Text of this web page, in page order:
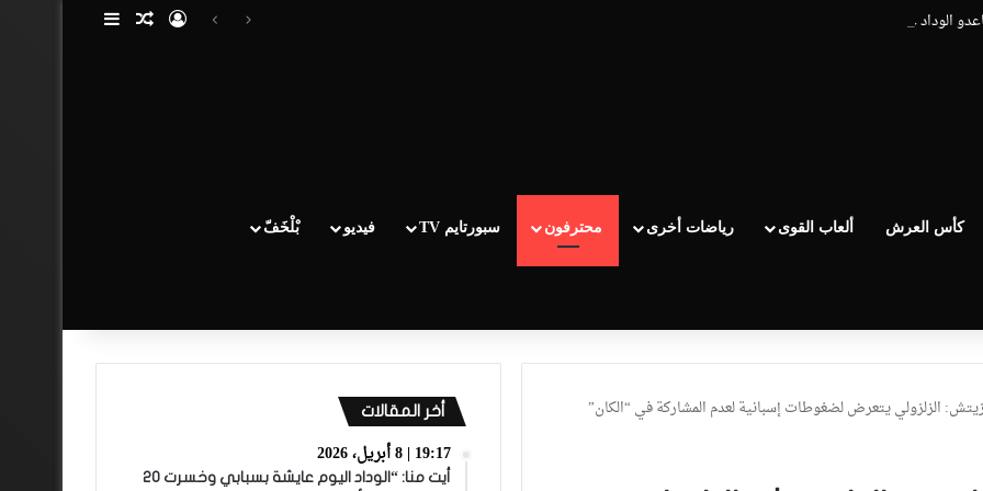
الوداد عيط ليهم قاضي التحقيق.. دابا حتى شي واحد ما بقا باغي يعاون” تسجيل الدخول
مقال عشوائي
إضافة عمود
كأس العرش ألعاب القوى رياضات أخرى محترفون سبورتايم TV فيديو بْلْخَفّ
الزلزولي يتعرض لضغوطات إسبانية لعدم المشاركة في “الكان”
أخر المقالات
19:17 | 8 أبريل، 2026
أيت منا: “الوداد اليوم عايشة بسبابي وخسرت 20